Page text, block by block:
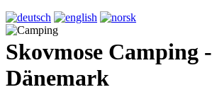
Skovmose Camping -
Dänemark